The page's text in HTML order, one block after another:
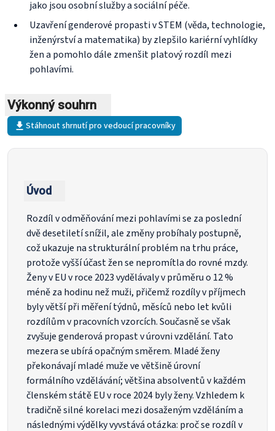
jako jsou osobní služby a sociální péče.
Uzavření genderové propasti v STEM (věda, technologie,
inženýrství a matematika) by zlepšilo kariérní vyhlídky
žen a pomohlo dále zmenšit platový rozdíl mezi
pohlavími.
Výkonný souhrn
Stáhnout shrnutí pro vedoucí pracovníky
Úvod
Rozdíl v odměňování mezi pohlavími se za poslední
dvě desetiletí snížil, ale změny probíhaly postupně,
což ukazuje na strukturální problém na trhu práce,
protože vyšší účast žen se nepromítla do rovné mzdy.
Ženy v EU v roce 2023 vydělávaly v průměru o 12 %
méně za hodinu než muži, přičemž rozdíly v příjmech
byly větší při měření týdnů, měsíců nebo let kvůli
rozdílům v pracovních vzorcích. Současně se však
zvyšuje genderová propast v úrovni vzdělání. Tato
mezera se ubírá opačným směrem. Mladé ženy
překonávají mladé muže ve většině úrovní
formálního vzdělávání; většina absolventů v každém
členském státě EU v roce 2024 byly ženy. Vzhledem k
tradičně silné korelaci mezi dosaženým vzděláním a
následnými výdělky vyvstává otázka: proč se rozdíl v